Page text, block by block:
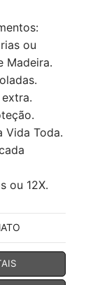
ou
Madeira.
Vida Toda.
ou 12X.